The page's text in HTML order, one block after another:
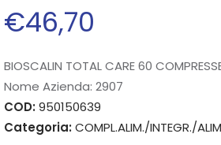
€46,70
BIOSCALIN TOTAL CARE 60
Nome Azienda:2907
COD:950150639
Categoria:COMPL.ALIM./INTEGR./